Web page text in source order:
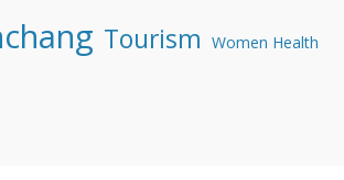
Tourism Women Health